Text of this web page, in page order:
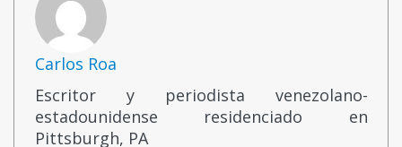
Carlos Roa
Escritor y periodista venezolano-
estadounidense residenciado en
Pittsburgh, PA